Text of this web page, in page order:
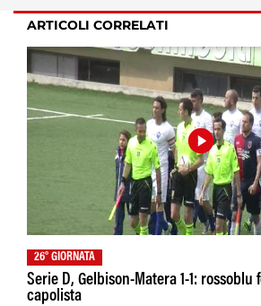
ARTICOLI CORRELATI
26° GIORNATA
Serie D, Gelbison-Matera 1-1: rossoblu
capolista